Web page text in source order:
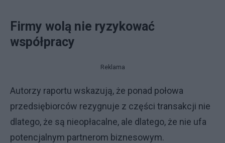
Firmy wolą nie ryzykować
współpracy
Reklama
Autorzy raportu wskazują, że ponad połowa
przedsiębiorców rezygnuje z części transakcji nie
dlatego, że są nieopłacalne, ale dlatego, że nie ufa
potencjalnym partnerom biznesowym.